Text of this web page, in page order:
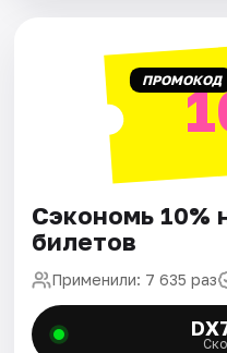
ПРОМОКОД
Сэкономь 10%
билетов
Применили: 7 635 раз